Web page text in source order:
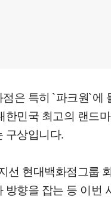
은 특히 `파크원`에
한민국 최고의 랜드
구상입니다.
선 현대백화점그룹
방향을 잡는 등 이번